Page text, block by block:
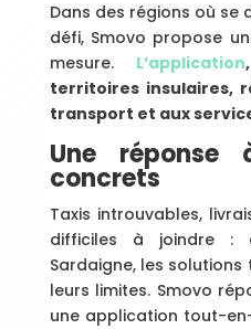
Dans des régions où se
défi, Smovo propose
mesure.
L’application
territoires insulaires,
transport et aux
Une réponse
concrets
Taxis introuvables,
difficiles à joindre :
Sardaigne, les
leurs limites. Smovo
une application tout-